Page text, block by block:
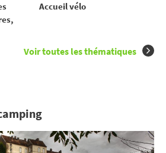
Accueil vélo
Voir toutes les thématiques